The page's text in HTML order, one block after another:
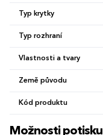
Typ krytky
Typ rozhraní
Vlastnosti a tvary
Země původu
Kód produktu
Možnosti potisku